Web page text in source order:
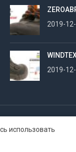
2019-
2019-
использовать